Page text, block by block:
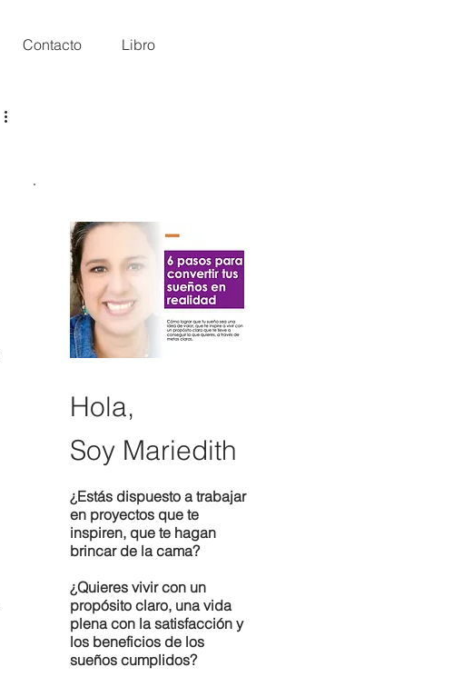
Contacto Libro
Hola,
Soy Mariedith
¿Estás dispuesto a trabajar
en proyectos que te
inspiren, que te hagan
brincar de la cama?
¿Quieres vivir con un
propósito claro, una vida
plena con la satisfacción y
los beneficios de los
sueños cumplidos?